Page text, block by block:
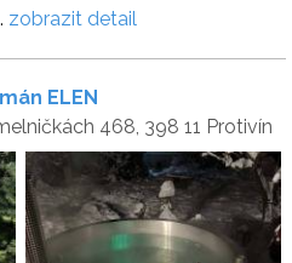
zobrazit detail
ELEN
468, 398 11 Protivín